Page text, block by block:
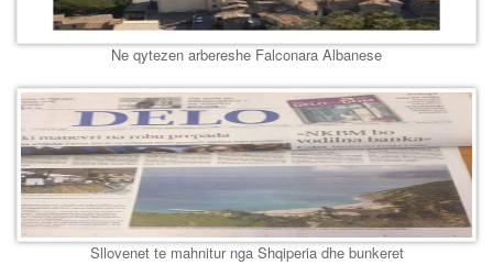
Ne qytezen arbereshe Falconara Albanese
Sllovenet te mahnitur nga Shqiperia dhe bunkeret